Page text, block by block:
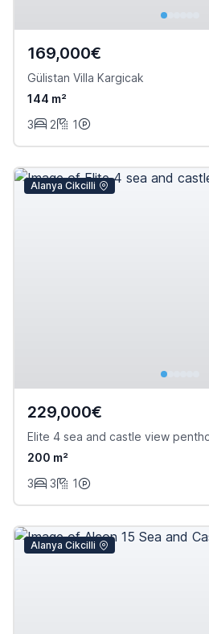
169,000€
Gülistan Villa Kargicak
144 m²
3
2 1
Alanya Cikcilli
229,000€
Elite 4 sea and castle view
200 m²
3
3 1
Alanya Cikcilli